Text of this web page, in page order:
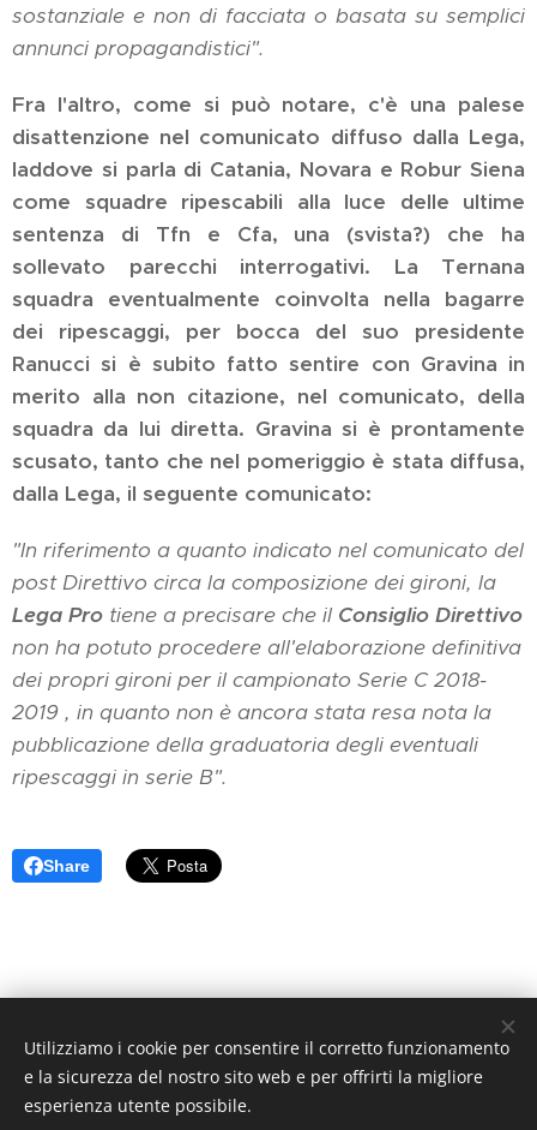
sostanziale e non di facciata o basata su semplici
annunci propagandistici".
Fra l'altro, come si può notare, c'è una palese
disattenzione nel comunicato diffuso dalla Lega,
laddove si parla di Catania, Novara e Robur Siena
come squadre ripescabili alla luce delle ultime
sentenza di Tfn e Cfa, una (svista?) che ha
sollevato parecchi interrogativi. La Ternana
squadra eventualmente coinvolta nella bagarre
dei ripescaggi, per bocca del suo presidente
Ranucci si è subito fatto sentire con Gravina in
merito alla non citazione, nel comunicato, della
squadra da lui diretta. Gravina si è prontamente
scusato, tanto che nel pomeriggio è stata diffusa,
dalla Lega, il seguente comunicato:
"In riferimento a quanto indicato nel comunicato del
post Direttivo circa la composizione dei gironi, la
Lega Pro tiene a precisare che il Consiglio Direttivo
non ha potuto procedere all'elaborazione definitiva
dei propri gironi per il campionato Serie C 2018-
2019 , in quanto non è ancora stata resa nota la
pubblicazione della graduatoria degli eventuali
ripescaggi in serie B".
Share
Arancione Magazine - Quotidiano di informazione sportiva -
Reg. Trib. di Pistoia N. 1 / 2017 - Direttore Responsabile:
Athos Querci direttore@arancionemagazine.it
Utilizziamo i cookie per consentire il corretto funzionamento
e la sicurezza del nostro sito web e per offrirti la migliore
esperienza utente possibile.